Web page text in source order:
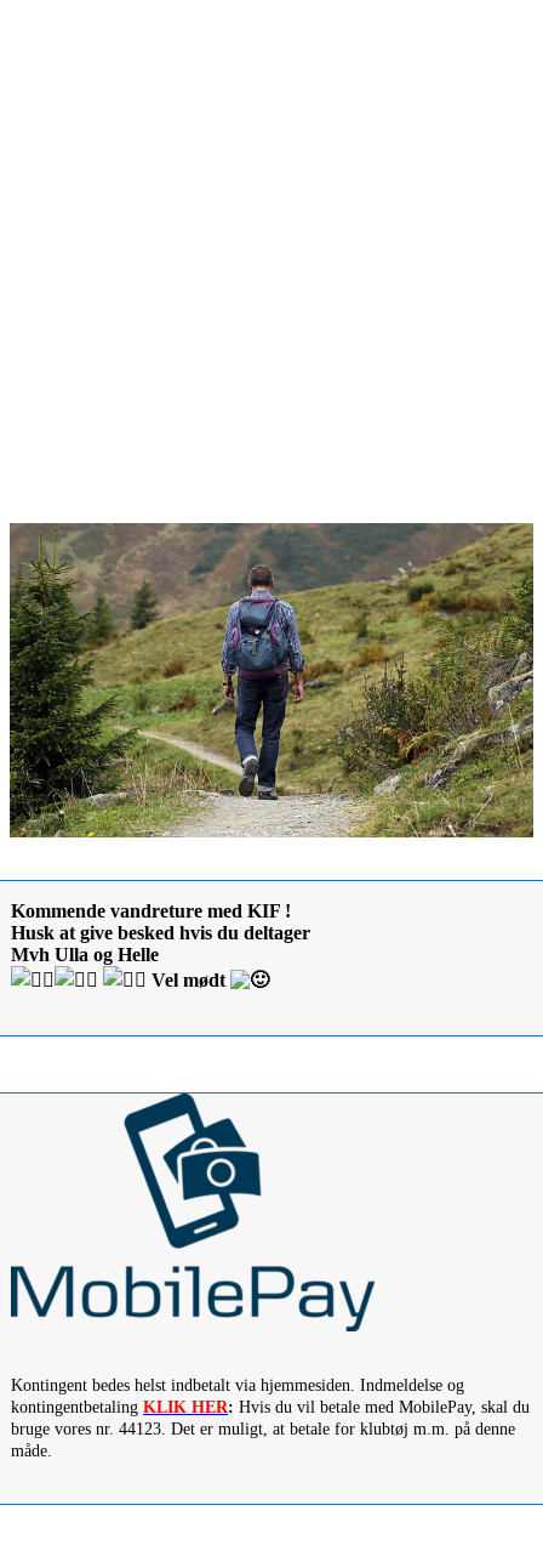
Kommende vandreture med KIF !
Husk at give besked hvis du deltager
Mvh Ulla og Helle
Vel mødt
Kontingent bedes helst indbetalt via hjemmesiden. Indmeldelse og
kontingentbetaling KLIK HER: Hvis du vil betale med MobilePay, skal du
bruge vores nr. 44123. Det er muligt, at betale for klubtøj m.m. på denne
måde.